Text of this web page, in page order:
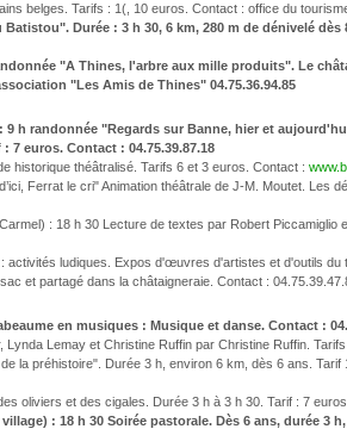
belges. Tarifs : 1(, 10 euros. Contact : office du
Durée : 3 h 30, 6 km, 280 m de dénivelé
"A Thines, l'arbre aux mille produits". Le
"Les Amis de Thines" 04.75.36.94.85
h randonnée "Regards sur Banne, hier et
7 euros. Contact : 04.75.39.87.18
historique théâtralisé. Tarifs 6 et 3 euros. Contact :
Ferrat le cri" Animation théâtrale de J-M. Moutet.
: 18 h 30 Lecture de textes par Robert
activités ludiques. Expos d'œuvres d'artistes et d'outils
et partagé dans la châtaigneraie. Contact :
en musiques : Musique et danse. Contact :
Lemay et Christine Ruffin par Christine Ruffin.
la préhistoire". Durée 3 h, environ 6 km, dès 6 ans.
oliviers et des cigales. Durée 3 h à 3 h 30. Tarif : 7
: 18 h 30 Soirée pastorale. Dès 6 ans, durée